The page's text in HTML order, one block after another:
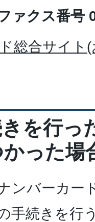
ァクス番号
総合サイト
を行っ
った場
ンバーカー
手続きを行